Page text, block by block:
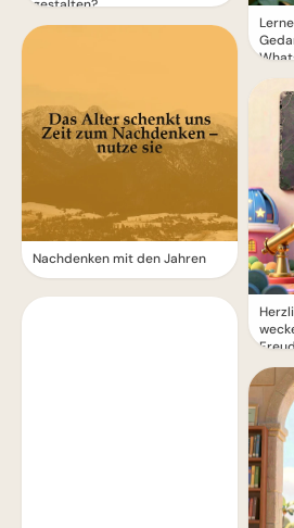
gestalten?
Nachdenken mit den Jahren